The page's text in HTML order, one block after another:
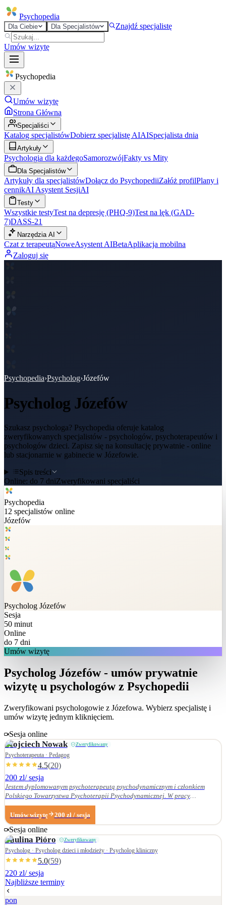
Psychopedia
Dla Ciebie Dla Specjalistów Znajdź specjalistę
Umów wizytę
Psychopedia
Umów wizytę
Strona Główna
Specjaliści
Katalog specjalistówDobierz specjalistę AIAISpecjalista dnia
Artykuły
Psychologia dla każdegoSamorozwójFakty vs Mity
Dla Specjalistów
Artykuły dla specjalistówDołącz do PsychopediiZałóż profilPlany i
cennikAI Asystent SesjiAI
Testy
Wszystkie testyTest na depresję (PHQ-9)Test na lęk (GAD-
7)DASS-21
Narzędzia AI
Czat z terapeutąNoweAsystent AIBetaAplikacja mobilna
Zaloguj się
Psychopedia›Psycholog›Józefów
Psycholog Józefów
Szukasz psychologa? Psychopedia oferuje katalog
zweryfikowanych specjalistów - psychologów, psychoterapeutów i
psychologów dzieci. Zapisz się na konsultację prywatnie - online
lub stacjonarnie w gabinecie w Józefowie.
Spis treści
Online: do 7 dniZweryfikowani specjaliści
Psychopedia
12 specjalistów online
Józefów
Psycholog Józefów
Sesja
50 minut
Online
do 7 dni
Umów wizytę
Psycholog Józefów - umów prywatnie
wizytę u psychologów z Psychopedii
Zweryfikowani psychologowie z Józefowa. Wybierz specjalistę i
umów wizytę jednym kliknięciem.
Sesja online
Wojciech Nowak Zweryfikowany
Psychoterapeuta · Pedagog
4.5(20)
200 zl/ sesja
Jestem dyplomowanym psychoterapeutą psychodynamicznym i członkiem
Polskiego Towarzystwa Psychoterapii Psychodynamicznej. W pracy
terapeutycznej wnikliwie słucham pacjenta i podążam za jego narracją. Moje
zainteresowania zawodowe obejmują przede wszystkim: • psychoterapię
zaburzeń osobowości, • zaburzenia nerwicowe i lękowe, • problematykę relacji
małżeńskich i rodzinnych. Nie zajmuję się terapią uzależnień. Ukończyłem
Wydział Nauk Pedagogicznych Dolnośląskiej Szkoły Wyższej we Wrocławiu —
w 2007 r. studia licencjackie (pedagogika rodzinna), a w 2009 r. magisterskie
(resocjalizacja). W 2016 r. ukończyłem czteroletnie szkolenie z psychoterapii
psychodynamicznej w Krakowskim Centrum Psychodynamicznym, a w styczniu
2020 r. uzyskałem dyplom psychoterapeuty psychodynamicznego. Od
ukończenia szkoły psychoterapii regularnie uczestniczę w konferencjach
Umów wizytę 200 zł / sesja
Sesja online
Paulina Pióro Zweryfikowany
Psycholog · Psycholog dzieci i młodzieży · Psycholog kliniczny
5.0(59)
220 zl/ sesja
Najbliższe terminy
pon